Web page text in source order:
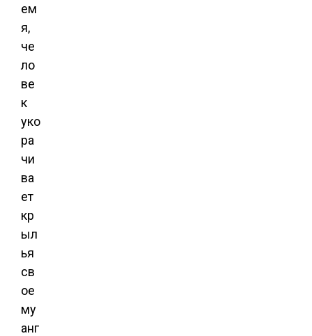
ем
я,
че
ло
ве
к
уко
ра
чи
ва
ет
кр
ыл
ья
св
ое
му
анг